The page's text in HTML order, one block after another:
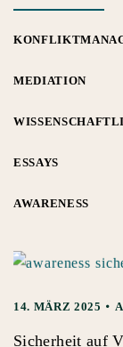
MEDIATION
ESSAYS
AWARENESS
14. MÄRZ 2025
Sicherheit auf